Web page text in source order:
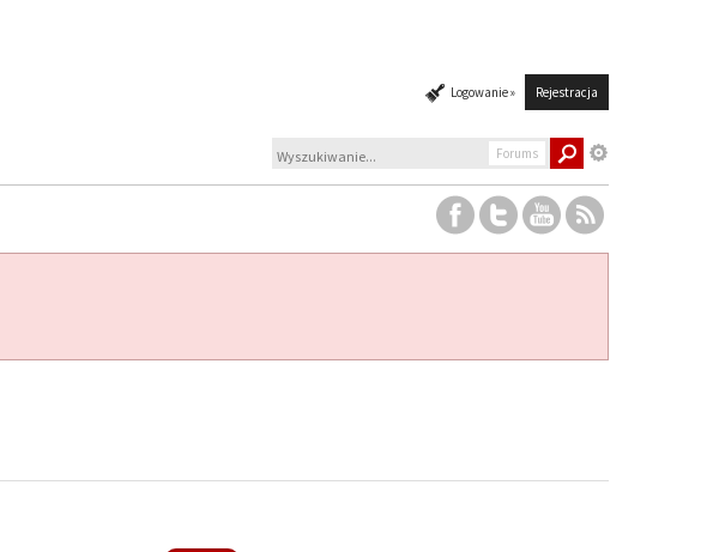
Logowanie » Rejestracja
Forums